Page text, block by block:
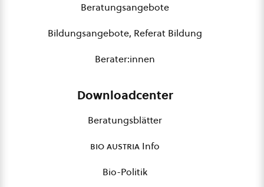
Beratungsangebote
Bildungsangebote, Referat Bildung
Berater:innen
Downloadcenter
Beratungsblätter
bio austria Info
Bio-Politik